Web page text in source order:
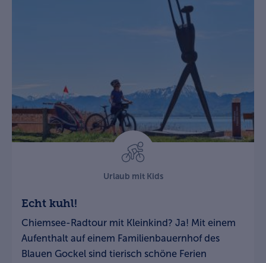
Urlaub mit Kids
Echt kuhl!
Chiemsee-Radtour mit Kleinkind? Ja! Mit einem
Aufenthalt auf einem Familienbauernhof des
Blauen Gockel sind tierisch schöne Ferien